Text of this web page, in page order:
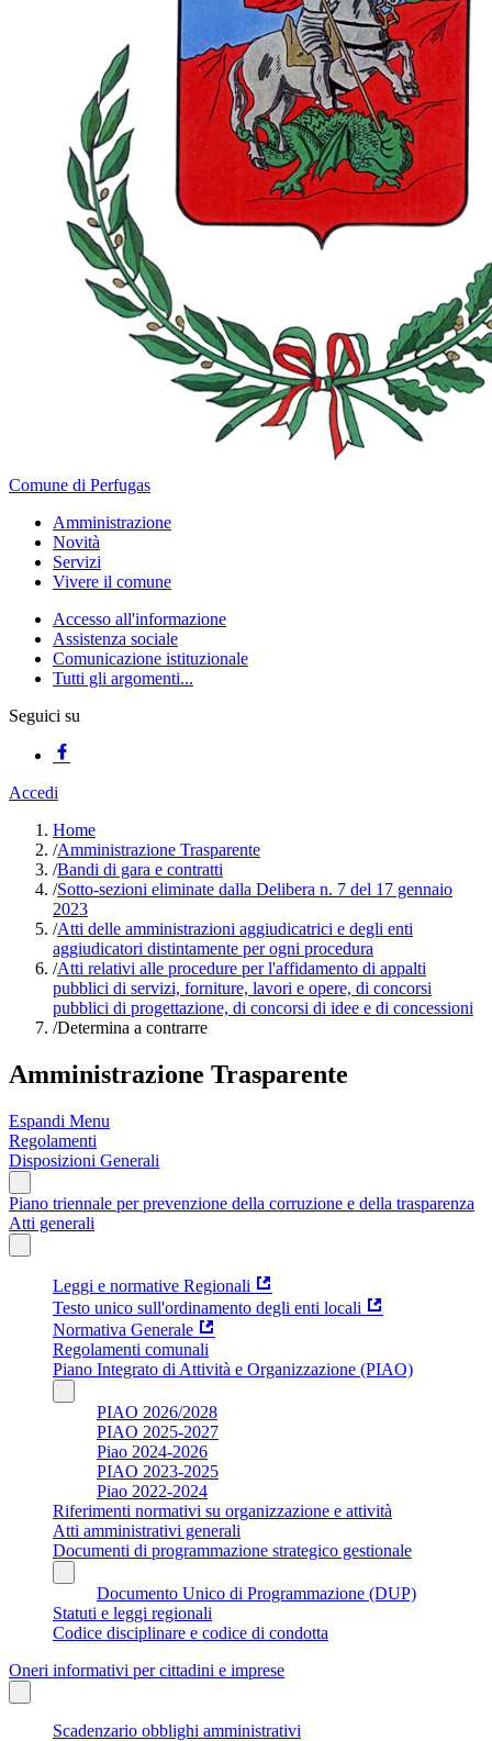
Comune di Perfugas
Amministrazione
Novità
Servizi
Vivere il comune
Accesso all'informazione
Assistenza sociale
Comunicazione istituzionale
Tutti gli argomenti...
Seguici su
Accedi
Home
/Amministrazione Trasparente
/Bandi di gara e contratti
/Sotto-sezioni eliminate dalla Delibera n. 7 del 17 gennaio
2023
/Atti delle amministrazioni aggiudicatrici e degli enti
aggiudicatori distintamente per ogni procedura
/Atti relativi alle procedure per l'affidamento di appalti
pubblici di servizi, forniture, lavori e opere, di concorsi
pubblici di progettazione, di concorsi di idee e di concessioni
/Determina a contrarre
Amministrazione Trasparente
Espandi Menu
Regolamenti
Disposizioni Generali
Piano triennale per prevenzione della corruzione e della trasparenza
Atti generali
Leggi e normative Regionali
Testo unico sull'ordinamento degli enti locali
Normativa Generale
Regolamenti comunali
Piano Integrato di Attività e Organizzazione (PIAO)
PIAO 2026/2028
PIAO 2025-2027
Piao 2024-2026
PIAO 2023-2025
Piao 2022-2024
Riferimenti normativi su organizzazione e attività
Atti amministrativi generali
Documenti di programmazione strategico gestionale
Documento Unico di Programmazione (DUP)
Statuti e leggi regionali
Codice disciplinare e codice di condotta
Oneri informativi per cittadini e imprese
Scadenzario obblighi amministrativi